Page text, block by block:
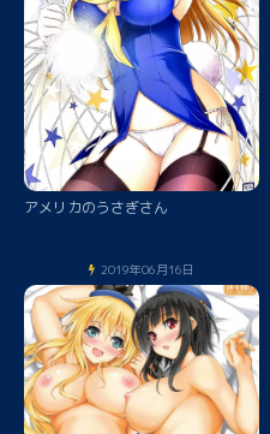
アメリカのうさぎさん
2019年06月16日